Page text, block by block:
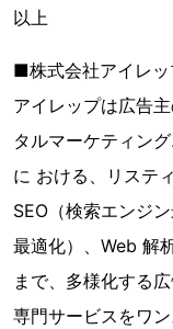
以上
■株式会社アイレッ
アイレップは広告
タルマーケティン
に おける、リステ
SEO（検索エンジ
最適化）、Web 解
まで、多様化する
専門サービスをワ